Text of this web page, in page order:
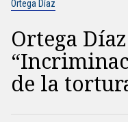
Ortega Díaz
Ortega
de la